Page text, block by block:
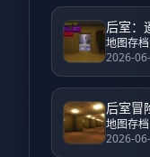
地图存档
2026-
后室冒
地图存档
2026-